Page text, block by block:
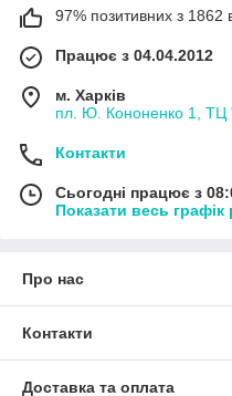
97% позитивних з 1862
Працює з 04.04.2012
м. Харків
пл. Ю. Кононенко 1, ТЦ
Контакти
Сьогодні працює з
Показати весь графік
Про нас
Контакти
Доставка та оплата